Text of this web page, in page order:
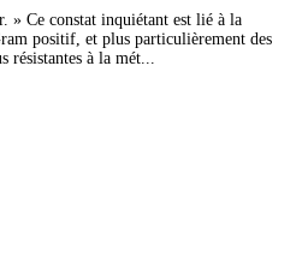
» Ce constat inquiétant est lié à la
positif, et plus particulièrement des
résistantes à la mét...